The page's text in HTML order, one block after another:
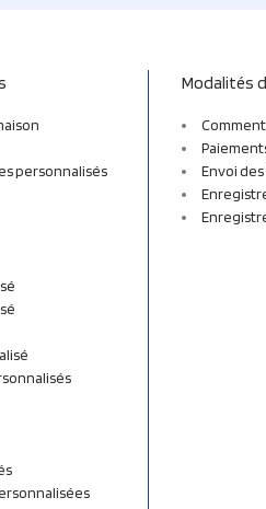
personnalisés
Modalités
Envoi